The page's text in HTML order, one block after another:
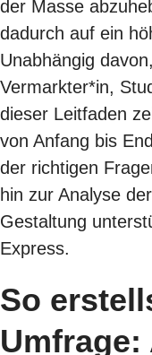
der Masse
dadurch auf ein
Unabhängig
Vermarkter*in,
dieser Leitfaden
von Anfang bis
der richtigen
hin zur Analyse
Gestaltung
Express.
So